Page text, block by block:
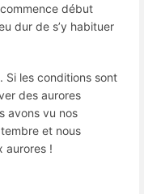
début
dur de s’y habituer
. Si les conditions sont
des aurores
avons vu nos
et nous
aurores !